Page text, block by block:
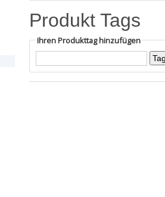
Produkt Tags
Ihren Produkttag hinzufügen